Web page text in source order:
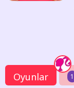
Oyunlar 1